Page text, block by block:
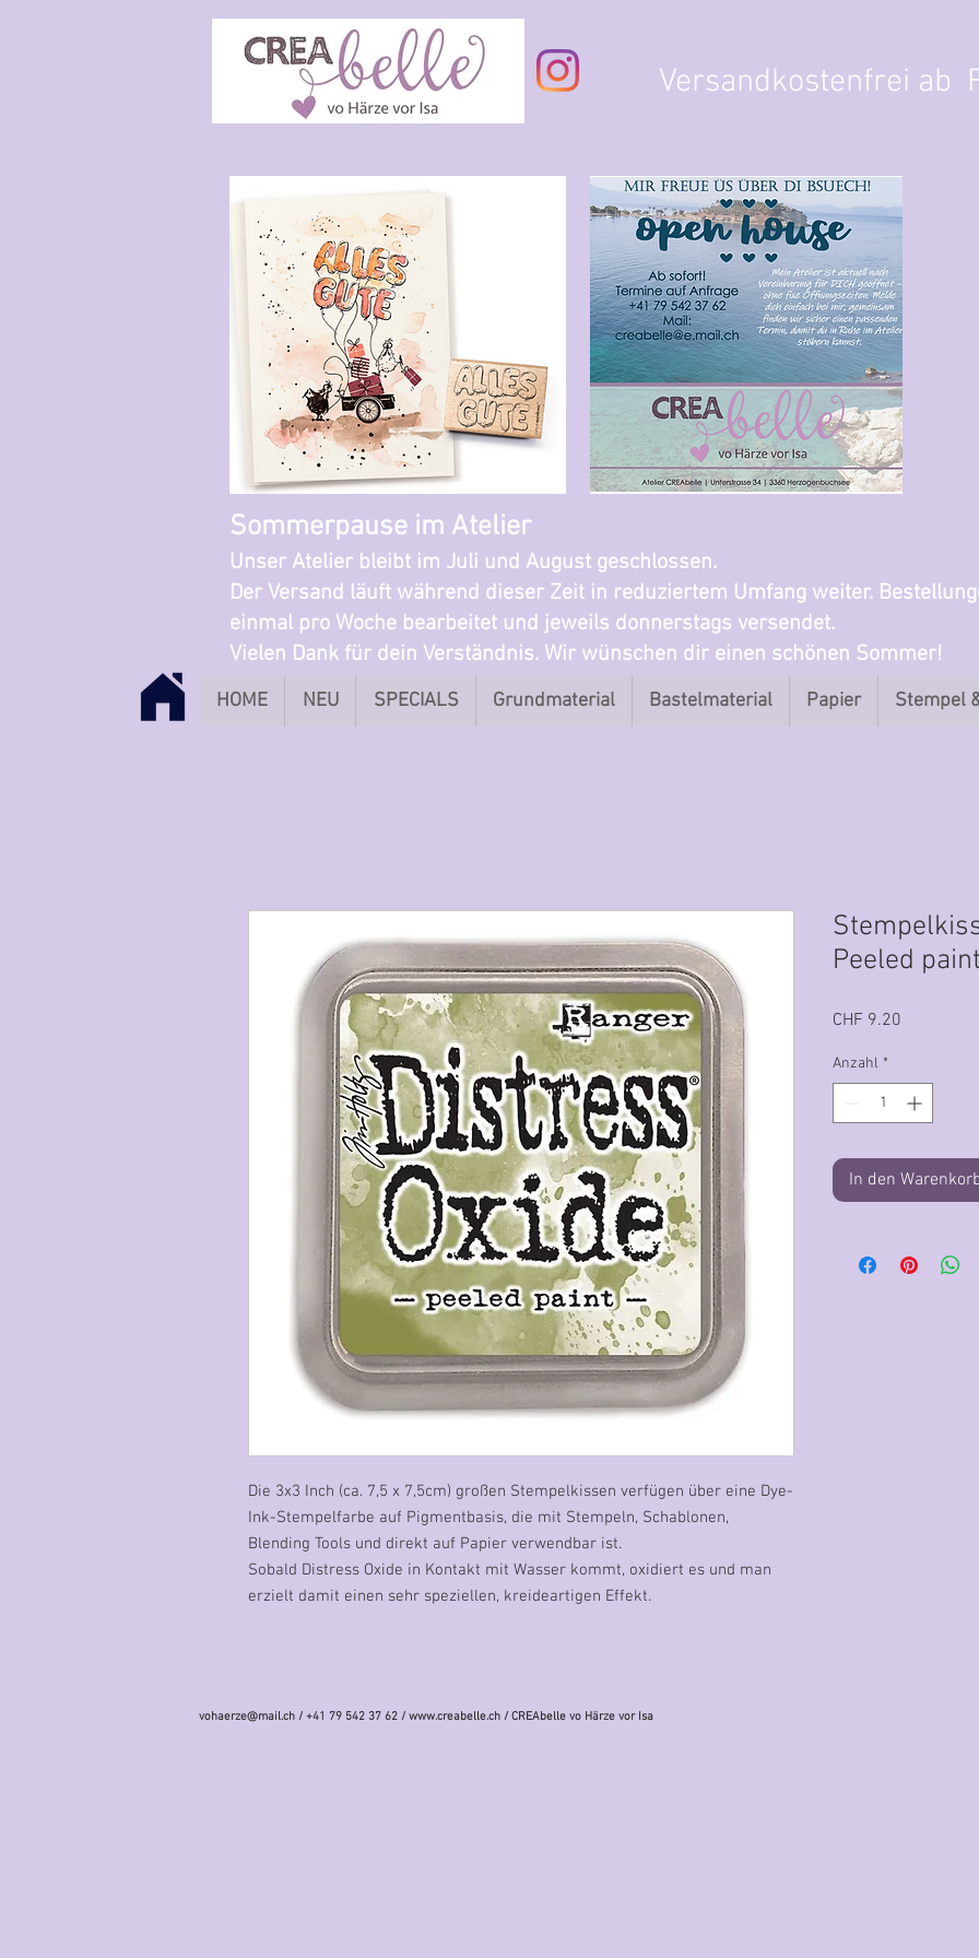
Versandkostenfrei ab
Sommerpause im Atelier
Unser Atelier bleibt im Juli und August geschlossen.
Der Versand läuft während dieser Zeit in reduziertem Umfang weiter.
einmal pro Woche bearbeitet und jeweils donnerstags versendet.
Vielen Dank für dein Verständnis. Wir wünschen dir einen schönen Sommer!
HOME NEU SPECIALS Grundmaterial Bastelmaterial Papier Stempel
Die 3x3 Inch (ca. 7,5 x 7,5cm) großen Stempelkissen verfügen über eine Dye-
Ink-Stempelfarbe auf Pigmentbasis, die mit Stempeln, Schablonen,
Blending Tools und direkt auf Papier verwendbar ist.
Sobald Distress Oxide in Kontakt mit Wasser kommt, oxidiert es und man
erzielt damit einen sehr speziellen, kreideartigen Effekt.
Peeled
CHF 9.20
Anzahl *
In den
vohaerze@mail.ch / +41 79 542 37 62 / www.creabelle.ch / CREAbelle vo Härze vor Isa